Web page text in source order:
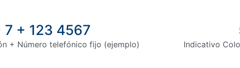
7 + 123 4567
+ Número telefónico fijo (ejemplo)
Indicativo